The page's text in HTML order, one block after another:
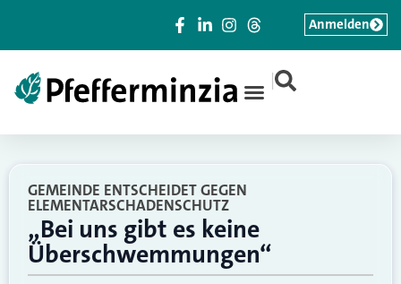
|
Anmelden
GEMEINDE ENTSCHEIDET GEGEN
ELEMENTARSCHADENSCHUTZ
„Bei uns gibt es keine
Überschwemmungen“